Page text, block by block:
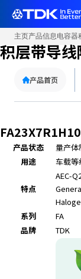
主页产品信息电容器
积层带导
产品首页
产品状态
量产体
用途
车载等
特点
AEC-
系列
FA
品牌
TDK